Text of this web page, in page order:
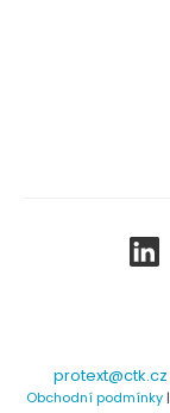
protext@ctk.cz
Obchodní podmínky|